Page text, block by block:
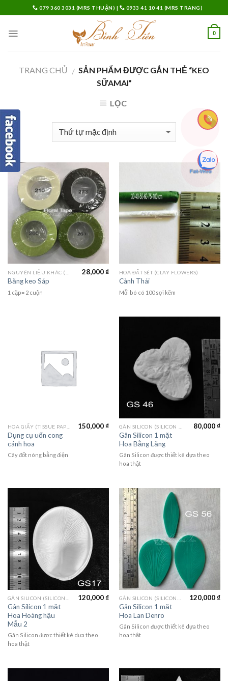
to
content
079 360 3031 (MRS THUẬN) | 0933 41 10 41 (MRS TRANG)
0
TRANG CHỦ / SẢN PHẨM ĐƯỢC GẮN THẺ “KEO
SỮAMAI”
LỌC
Băng keo Sáp
28,000₫
1 cặp= 2 cuộn
HOA ĐẤT SÉT (CLAY FLOWERS)
Cành Thái
Mỗi bó có 100 sợi kẽm
Dụng cụ uốn cong
cánh hoa
150,000₫
Cây đốt nóng bằng điện
Gân Silicon 1 mặt
Hoa Bằng Lăng
80,000₫
Gân Silicon được thiết kê dựa theo
hoa thật
Gân Silicon 1 mặt
Hoa Hoàng hậu
Mẫu 2
120,000₫
Gân Silicon được thiết kê dựa theo
hoa thật
Gân Silicon 1 mặt
Hoa Lan Denro
120,000₫
Gân Silicon được thiết kê dựa theo
hoa thật